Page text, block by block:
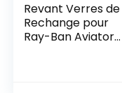
Revant Verres de
Rechange pour
Ray-Ban Aviator